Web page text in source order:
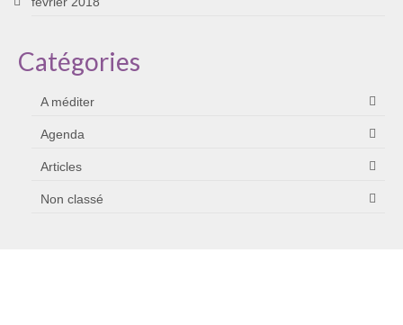
Catégories
A méditer
Agenda
Articles
Non classé